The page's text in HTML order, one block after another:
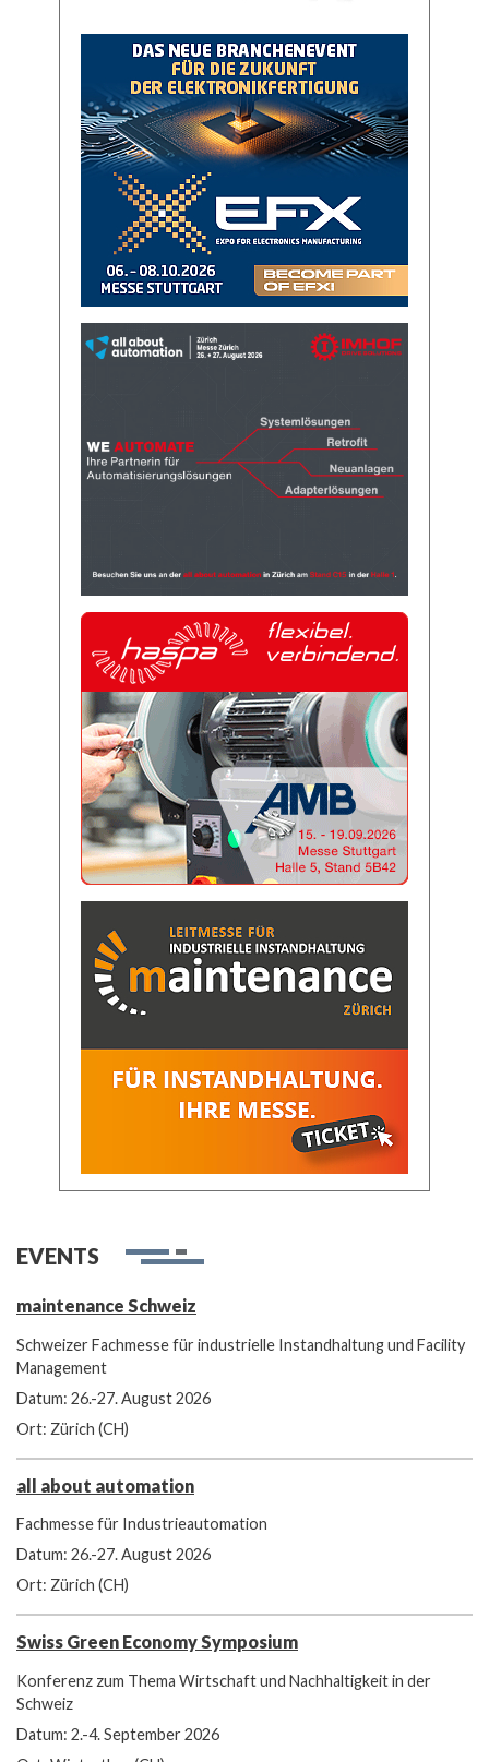
EVENTS
maintenance Schweiz
Schweizer Fachmesse für industrielle Instandhaltung und Facility
Management
Datum: 26.-27. August 2026
Ort: Zürich (CH)
all about automation
Fachmesse für Industrieautomation
Datum: 26.-27. August 2026
Ort: Zürich (CH)
Swiss Green Economy Symposium
Konferenz zum Thema Wirtschaft und Nachhaltigkeit in der
Schweiz
Datum: 2.-4. September 2026